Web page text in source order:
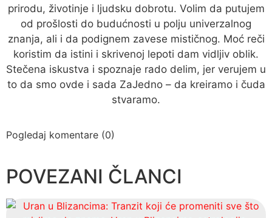
prirodu, životinje i ljudsku dobrotu. Volim da putujem
od prošlosti do budućnosti u polju univerzalnog
znanja, ali i da podignem zavese mističnog. Moć reči
koristim da istini i skrivenoj lepoti dam vidljiv oblik.
Stečena iskustva i spoznaje rado delim, jer verujem u
to da smo ovde i sada ZaJedno – da kreiramo i čuda
stvaramo.
Pogledaj komentare (0)
POVEZANI ČLANCI